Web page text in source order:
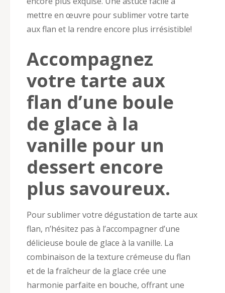
mettre en œuvre pour sublimer votre tarte
aux flan et la rendre encore plus irrésistible!
Accompagnez
votre tarte aux
flan d’une boule
de glace à la
vanille pour un
dessert encore
plus savoureux.
Pour sublimer votre dégustation de tarte aux
flan, n’hésitez pas à l’accompagner d’une
délicieuse boule de glace à la vanille. La
combinaison de la texture crémeuse du flan
et de la fraîcheur de la glace crée une
harmonie parfaite en bouche, offrant une